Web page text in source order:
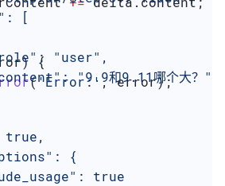
) {
('Error:' , error);
[
"user",
"9.9和9.11哪个大？"
{
true